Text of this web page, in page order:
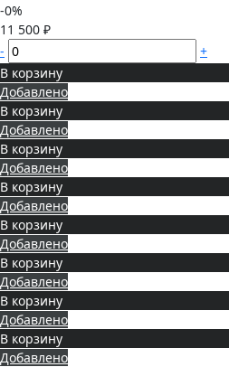
-0%
11 500 ₽
-
+
В корзину
Добавлено
В корзину
Добавлено
В корзину
Добавлено
В корзину
Добавлено
В корзину
Добавлено
В корзину
Добавлено
В корзину
Добавлено
В корзину
Добавлено